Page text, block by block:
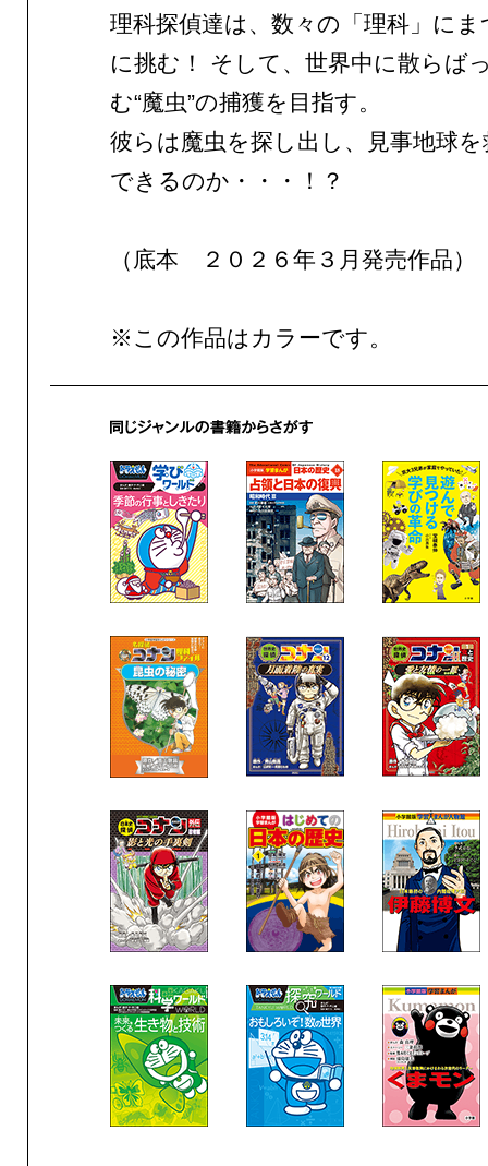
理科探偵達は、数々の「理科」に
に挑む！ そして、世界中に散らば
む“魔虫”の捕獲を目指す。
彼らは魔虫を探し出し、見事地球
できるのか・・・！？
（底本 ２０２６年３月発売作品）
※この作品はカラーです。